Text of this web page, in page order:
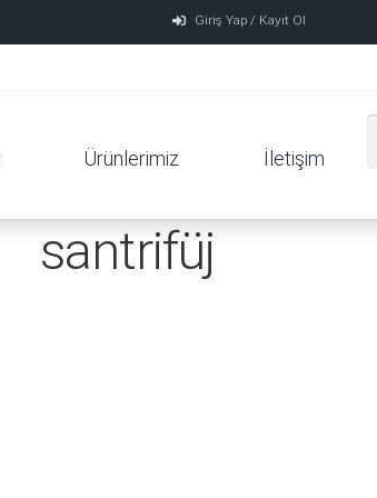
Giriş Yap / Kayıt Ol
Ürünlerimiz İletişim
santrifüj